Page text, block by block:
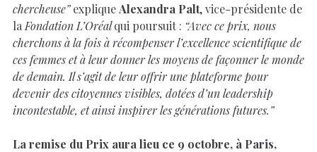
chercheuse”expliqueAlexandra Palt, vice-présidente de
la Fondation L’Oréalqui poursuit : “Avec ce prix, nous
cherchons à la fois à récompenser l’excellence scientifique de
ces femmes et à leur donner les moyens de façonner le monde
de demain. Il s’agit de leur offrir une plateforme pour
devenir des citoyennes visibles, dotées d’un leadership
incontestable, et ainsi inspirer les générations futures.”
La remise du Prix aura lieu ce 9 octobre, à Paris,